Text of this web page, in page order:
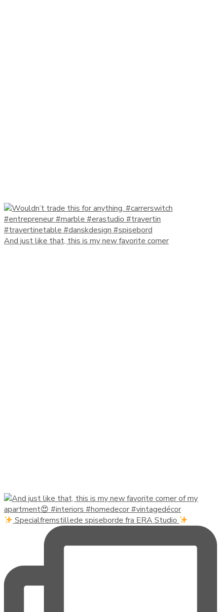
And just like that, this is my new favorite corner
Specialfremstillede spiseborde fra ERA Studio